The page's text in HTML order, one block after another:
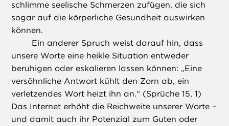
schlimme seelische Schmerzen zufügen, die sich
sogar auf die körperliche Gesundheit auswirken
können.
Ein anderer Spruch weist darauf hin, dass
unsere Worte eine heikle Situation entweder
beruhigen oder eskalieren lassen können: „Eine
versöhnliche Antwort kühlt den Zorn ab, ein
verletzendes Wort heizt ihn an.“ (Sprüche 15, 1)
Das Internet erhöht die Reichweite unserer Worte –
und damit auch ihr Potenzial zum Guten oder